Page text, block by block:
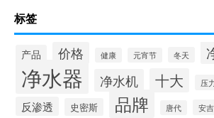
标签
产品 价格 健康 元宵节 冬天
净水器 净水机 十大 压
反渗透 史密斯 品牌 唐代 安